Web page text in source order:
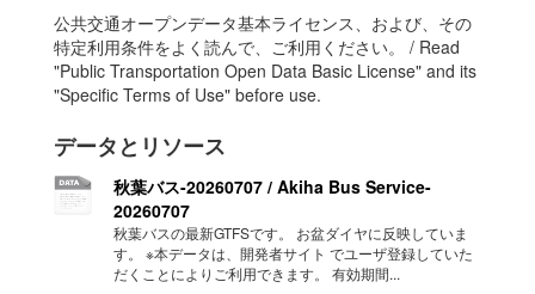
公共交通オープンデータ基本ライセンス、および、その
特定利用条件をよく読んで、ご利用ください。 / Read
"Public Transportation Open Data Basic License" and its
"Specific Terms of Use" before use.
データとリソース
秋葉バス-20260707 / Akiha Bus Service-
20260707
秋葉バスの最新GTFSです。 お盆ダイヤに反映していま
す。 ※本データは、開発者サイト でユーザ登録していた
だくことによりご利用できます。 有効期間...